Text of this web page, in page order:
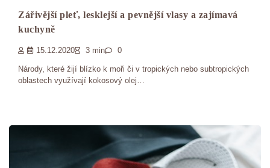
Zářivější pleť, lesklejší a pevnější vlasy a zajímavá
kuchyně
15.12.2020 3 min 0
Národy, které žijí blízko k moři či v tropických nebo subtropických
oblastech využívají kokosový olej…